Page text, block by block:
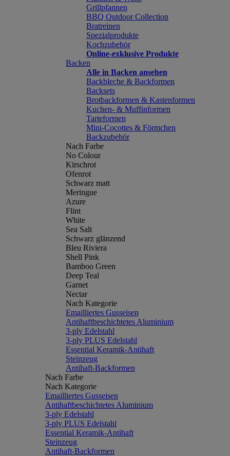
Grillpfannen
BBQ Outdoor Collection
Bratreinen
Spezialprodukte
Kochzubehör
Online-exklusive Produkte
Backen
Alle in Backen ansehen
Backbleche & Backformen
Backsets
Brotbackformen & Kastenformen
Kuchen- & Muffinformen
Tarteformen
Mini-Cocottes & Förmchen
Backzubehör
Nach Farbe
No Colour
Kirschrot
Ofenrot
Schwarz matt
Meringue
Azure
Flint
White
Sea Salt
Schwarz glänzend
Bleu Riviera
Shell Pink
Bamboo Green
Deep Teal
Garnet
Nectar
Nach Kategorie
Emailliertes Gusseisen
Antihaftbeschichtetes Aluminium
3-ply Edelstahl
3-ply PLUS Edelstahl
Essential Keramik-Antihaft
Steinzeug
Antihaft-Backformen
Nach Farbe
Nach Kategorie
Emailliertes Gusseisen
Antihaftbeschichtetes Aluminium
3-ply Edelstahl
3-ply PLUS Edelstahl
Essential Keramik-Antihaft
Steinzeug
Antihaft-Backformen